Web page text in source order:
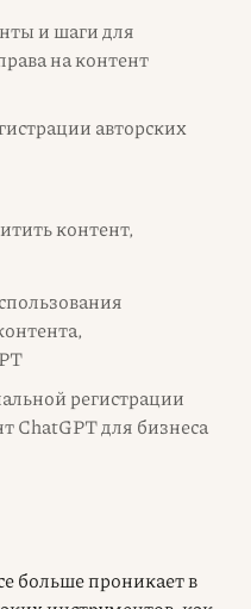
и шаги для
на контент
авторских
контент,
регистрации
ChatGPT для бизнеса
больше проникает в